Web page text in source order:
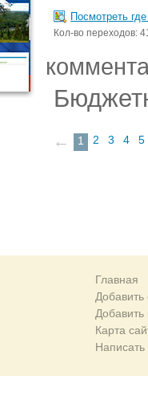
Посмотреть
Кол-во переходов:
← 1 2 3 4 5
Главная
Добавить
Карта